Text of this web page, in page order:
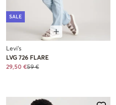
SALE
Levi's
LVG 726 FLARE
29,50 €59 €